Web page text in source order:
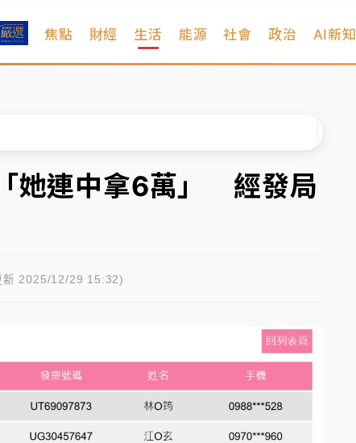
焦點 財經 生活 能源 社會 政治 AI新知
遭駁 理由曝光
車 周六起展出延長至晚上7時
羈押庭
光
車 周六起展出延長至晚上7時
羈押庭
她連中拿6萬」 經發局
新 2025/12/29 15:32)